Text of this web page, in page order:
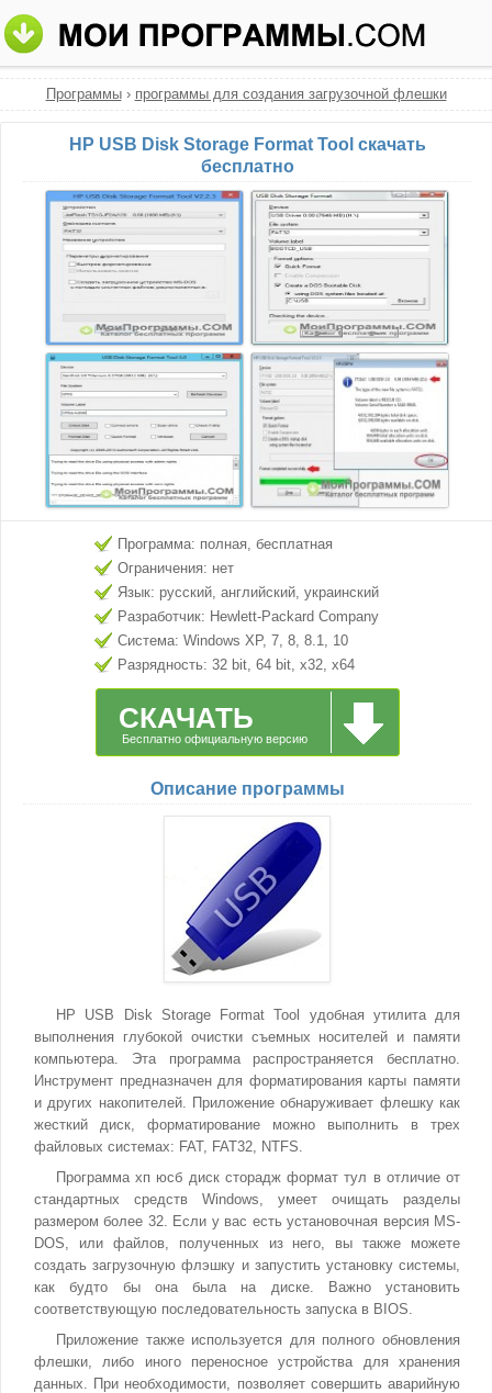
Программы› программы для создания загрузочной флешки
HP USB Disk Storage Format Tool скачать
бесплатно
Программа: полная, бесплатная
Ограничения: нет
Язык: русский, английский, украинский
Разработчик: Hewlett-Packard Company
Система: Windows XP, 7, 8, 8.1, 10
Разрядность: 32 bit, 64 bit, x32, x64
СКАЧАТЬ
Бесплатно официальную версию
Описание программы
HP USB Disk Storage Format Tool удобная утилита для
выполнения глубокой очистки съемных носителей и памяти
компьютера. Эта программа распространяется бесплатно.
Инструмент предназначен для форматирования карты памяти
и других накопителей. Приложение обнаруживает флешку как
жесткий диск, форматирование можно выполнить в трех
файловых системах: FAT, FAT32, NTFS.
Программа хп юсб диск сторадж формат тул в отличие от
стандартных средств Windows, умеет очищать разделы
размером более 32. Если у вас есть установочная версия MS-
DOS, или файлов, полученных из него, вы также можете
создать загрузочную флэшку и запустить установку системы,
как будто бы она была на диске. Важно установить
соответствующую последовательность запуска в BIOS.
Приложение также используется для полного обновления
флешки, либо иного переносное устройства для хранения
данных. При необходимости, позволяет совершить аварийную